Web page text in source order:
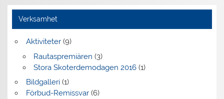
Verksamhet
Aktiviteter(9)
Rautaspremiären (3)
Stora Skoterdemodagen 2016(1)
Bildgalleri(1)
Förbud-Remissvar(6)